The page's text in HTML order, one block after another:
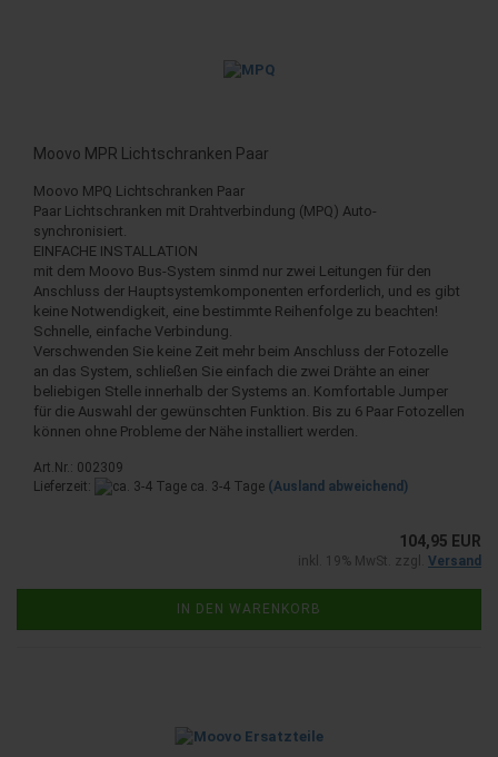
Moovo MPR Lichtschranken Paar
Moovo MPQ Lichtschranken Paar
Paar Lichtschranken mit Drahtverbindung (MPQ) Auto-
synchronisiert.
EINFACHE INSTALLATION
mit dem Moovo Bus-System sinmd nur zwei Leitungen für den
Anschluss der Hauptsystemkomponenten erforderlich, und es gibt
keine Notwendigkeit, eine bestimmte Reihenfolge zu beachten!
Schnelle, einfache Verbindung.
Verschwenden Sie keine Zeit mehr beim Anschluss der Fotozelle
an das System, schließen Sie einfach die zwei Drähte an einer
beliebigen Stelle innerhalb der Systems an. Komfortable Jumper
für die Auswahl der gewünschten Funktion. Bis zu 6 Paar Fotozellen
können ohne Probleme der Nähe installiert werden.
Art.Nr.: 002309
Lieferzeit:
ca. 3-4 Tage (Ausland abweichend)
104,95 EUR
inkl. 19% MwSt. zzgl. Versand
IN DEN WARENKORB